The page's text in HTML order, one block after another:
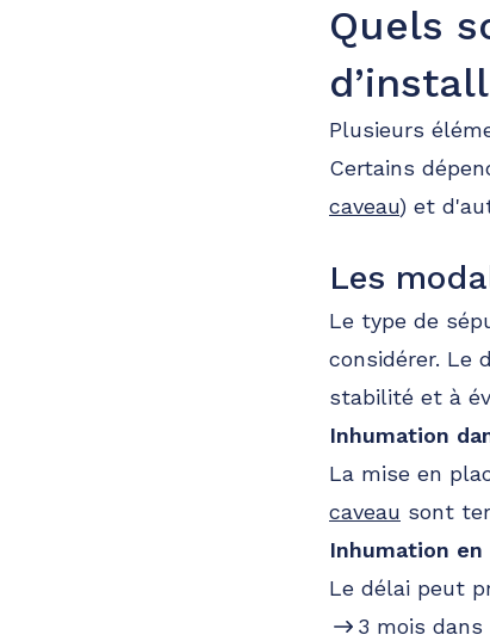
Quels
Plusieurs
Certains
caveau) et
Les
Le type de
considérer. Le
stabilité et à
Inhumation
La mise en
caveau sont
Inhumation
Le délai peut
3 mois